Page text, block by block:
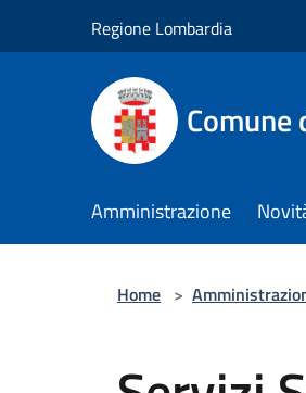
Regione Lombardia
Comune
Amministrazione
Home >